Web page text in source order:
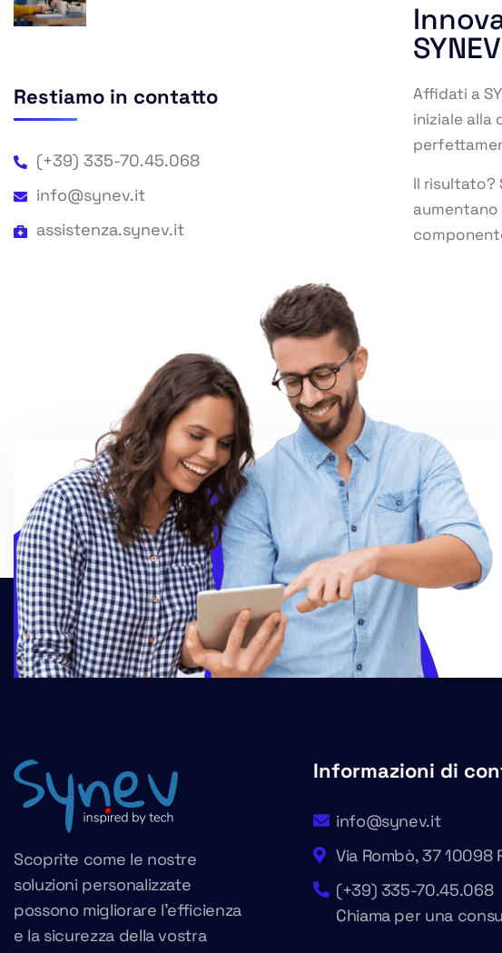
Restiamo in contatto
(+39) 335-70.45.068
info@synev.it
assistenza.synev.it
SYNEV
Affidati a
iniziale alla
Il risultato?
aumentano
Scoprite come le nostre
soluzioni personalizzate
possono migliorare l’efficienza
e la sicurezza della vostra
Informazioni di
info@synev.it
Via Rombò, 37 10098
(+39) 335-70.45.068
Chiama per una